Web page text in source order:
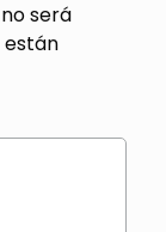
será
están